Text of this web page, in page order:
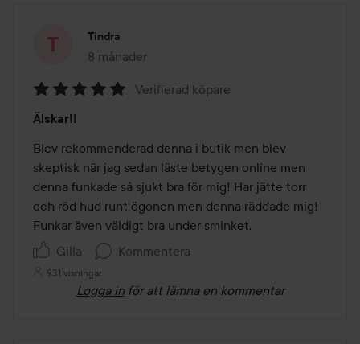
Tindra
8 månader
Inlägget skapades 8 månader
5
av
5
Verifierad köpare
Älskar!!
Blev rekommenderad denna i butik men blev
skeptisk när jag sedan läste betygen online men
denna funkade så sjukt bra för mig! Har jätte torr
och röd hud runt ögonen men denna räddade mig!
Funkar även väldigt bra under sminket.
Gilla
Kommentera
931 visningar
Logga in för att lämna en kommentar